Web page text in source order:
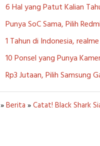
6 Hal yang Patut Kalian
Punya SoC Sama, Pilih
1 Tahun di Indonesia,
10 Ponsel yang Punya
Rp3 Jutaan, Pilih Samsung
»Berita »Catat! Black Shark